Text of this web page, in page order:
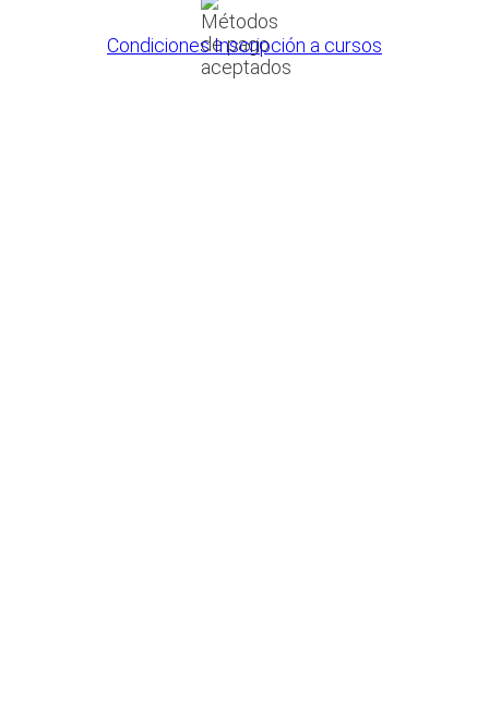
Condiciones Inscripción a cursos